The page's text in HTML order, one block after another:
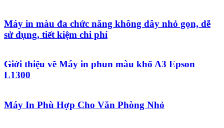
Máy in màu đa chức năng không dây nhỏ gọn, dễ
sử dụng, tiết kiệm chi phí
Giới thiệu về Máy in phun màu khổ A3 Epson
L1300
Máy In Phù Hợp Cho Văn Phòng Nhỏ